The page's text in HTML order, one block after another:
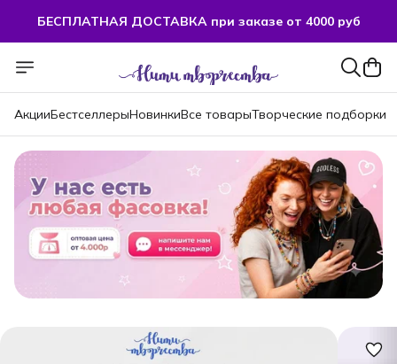
БЕСПЛАТНАЯ ДОСТАВКА при заказе от 4000 руб
БЕСПЛАТНАЯ ДОСТАВКА при заказе от 4000 руб
АкцииБестселлерыНовинкиВсе товарыТворческие подборки